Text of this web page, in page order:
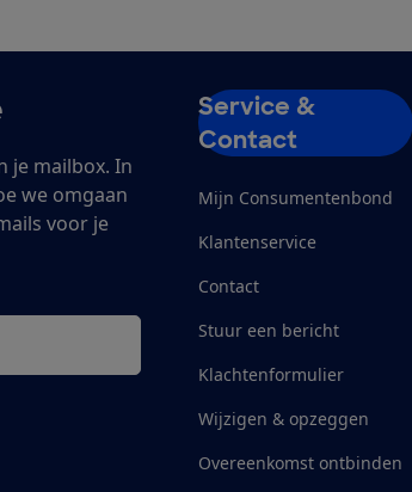
je mailbox. In
we omgaan
voor je
Service &
Contact
Mijn Consumentenbond
Klantenservice
Contact
Stuur een bericht
Klachtenformulier
Wijzigen & opzeggen
Overeenkomst ontbinden